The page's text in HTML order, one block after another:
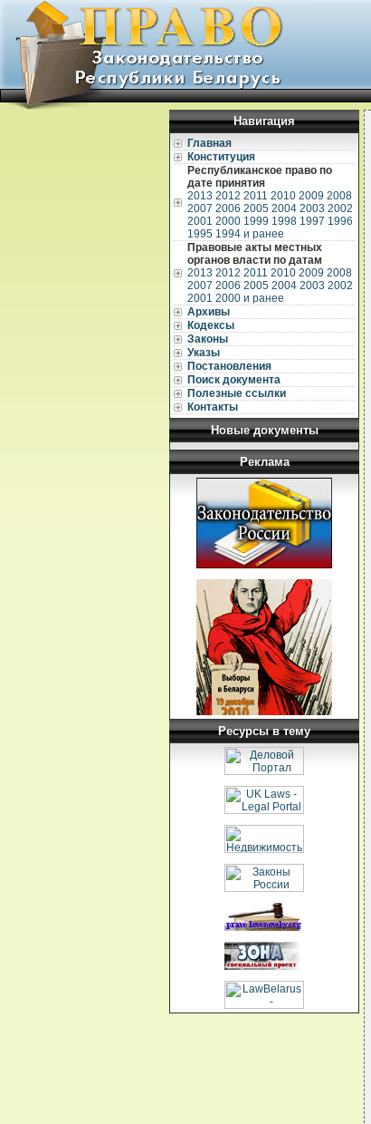
Навигация
Главная
Конституция
Республиканское право по
дате принятия
2013 2012 2011 2010 2009 2008
2007 2006 2005 2004 2003 2002
2001 2000 1999 1998 1997 1996
1995 1994 и ранее
Правовые акты местных
органов власти по датам
2013 2012 2011 2010 2009 2008
2007 2006 2005 2004 2003 2002
2001 2000 и ранее
Архивы
Кодексы
Законы
Указы
Постановления
Поиск документа
Полезные ссылки
Контакты
Новые документы
Реклама
Ресурсы в тему